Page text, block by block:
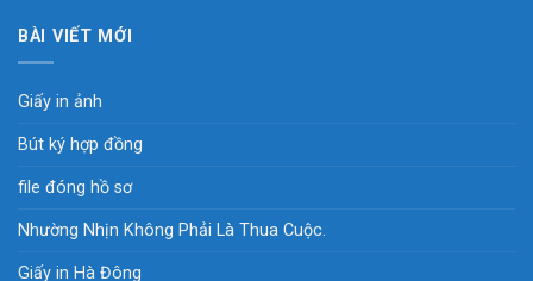
BÀI VIẾT MỚI
Giấy in ảnh
Bút ký hợp đồng
file đóng hồ sơ
Nhường Nhịn Không Phải Là Thua Cuộc.
Giấy in Hà Đông